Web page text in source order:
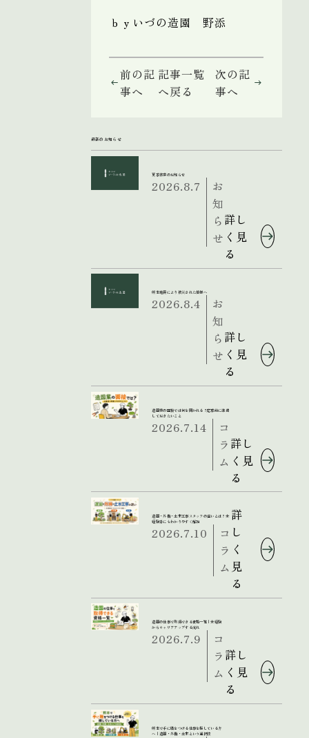
ｂｙいづの造園 野添
前の記
事へ
記事一覧
へ戻る
次の記
事へ
最新のお知らせ
夏季休業のお知らせ
2026.8.7
お
知
ら
せ
詳し
く見
る
熊本地震により被災された皆様へ
2026.8.4
お
知
ら
せ
詳し
く見
る
造園業の面接では何を聞かれる？応募前に準備
しておきたいこと
2026.7.14
コ
ラ
ム
詳し
く見
る
造園・外構・土木工事スタッフの違いとは？未
経験者にもわかりやすく解説
2026.7.10
コ
ラ
ム
詳
し
く
見
る
造園の仕事で取得できる資格一覧｜未経験
からキャリアアップする流れ
2026.7.9
コ
ラ
ム
詳し
く見
る
熊本で手に職をつける仕事を探している方
へ｜造園・外構・土木という選択肢